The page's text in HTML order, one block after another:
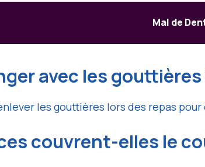
Mal de
avec les gouttières
les gouttières lors des repas
couvrent-elles le